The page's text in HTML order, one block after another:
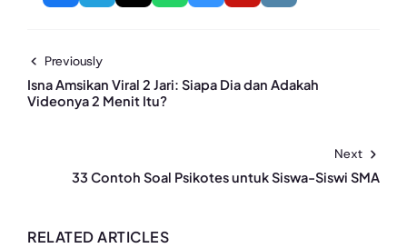
Previously
Isna Amsikan Viral 2 Jari: Siapa Dia dan Adakah
Videonya 2 Menit Itu?
Next
33 Contoh Soal Psikotes untuk Siswa-Siswi SMA
RELATED ARTICLES